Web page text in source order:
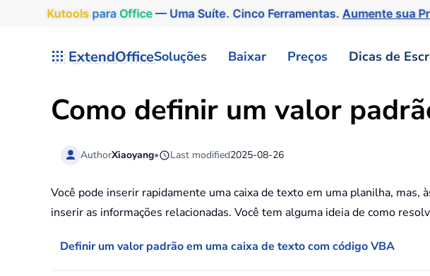
Kutools para Office— Uma Suíte. Cinco Ferramentas.Aumente sua
ExtendOfficeSoluções Baixar Preços Dicas de
Como definir um valor
AuthorXiaoyang• Last modified2025-08-26
Você pode inserir rapidamente uma caixa de texto em uma planilha,
inserir as informações relacionadas. Você tem alguma ideia de como
Definir um valor padrão em uma caixa de texto com código VBA